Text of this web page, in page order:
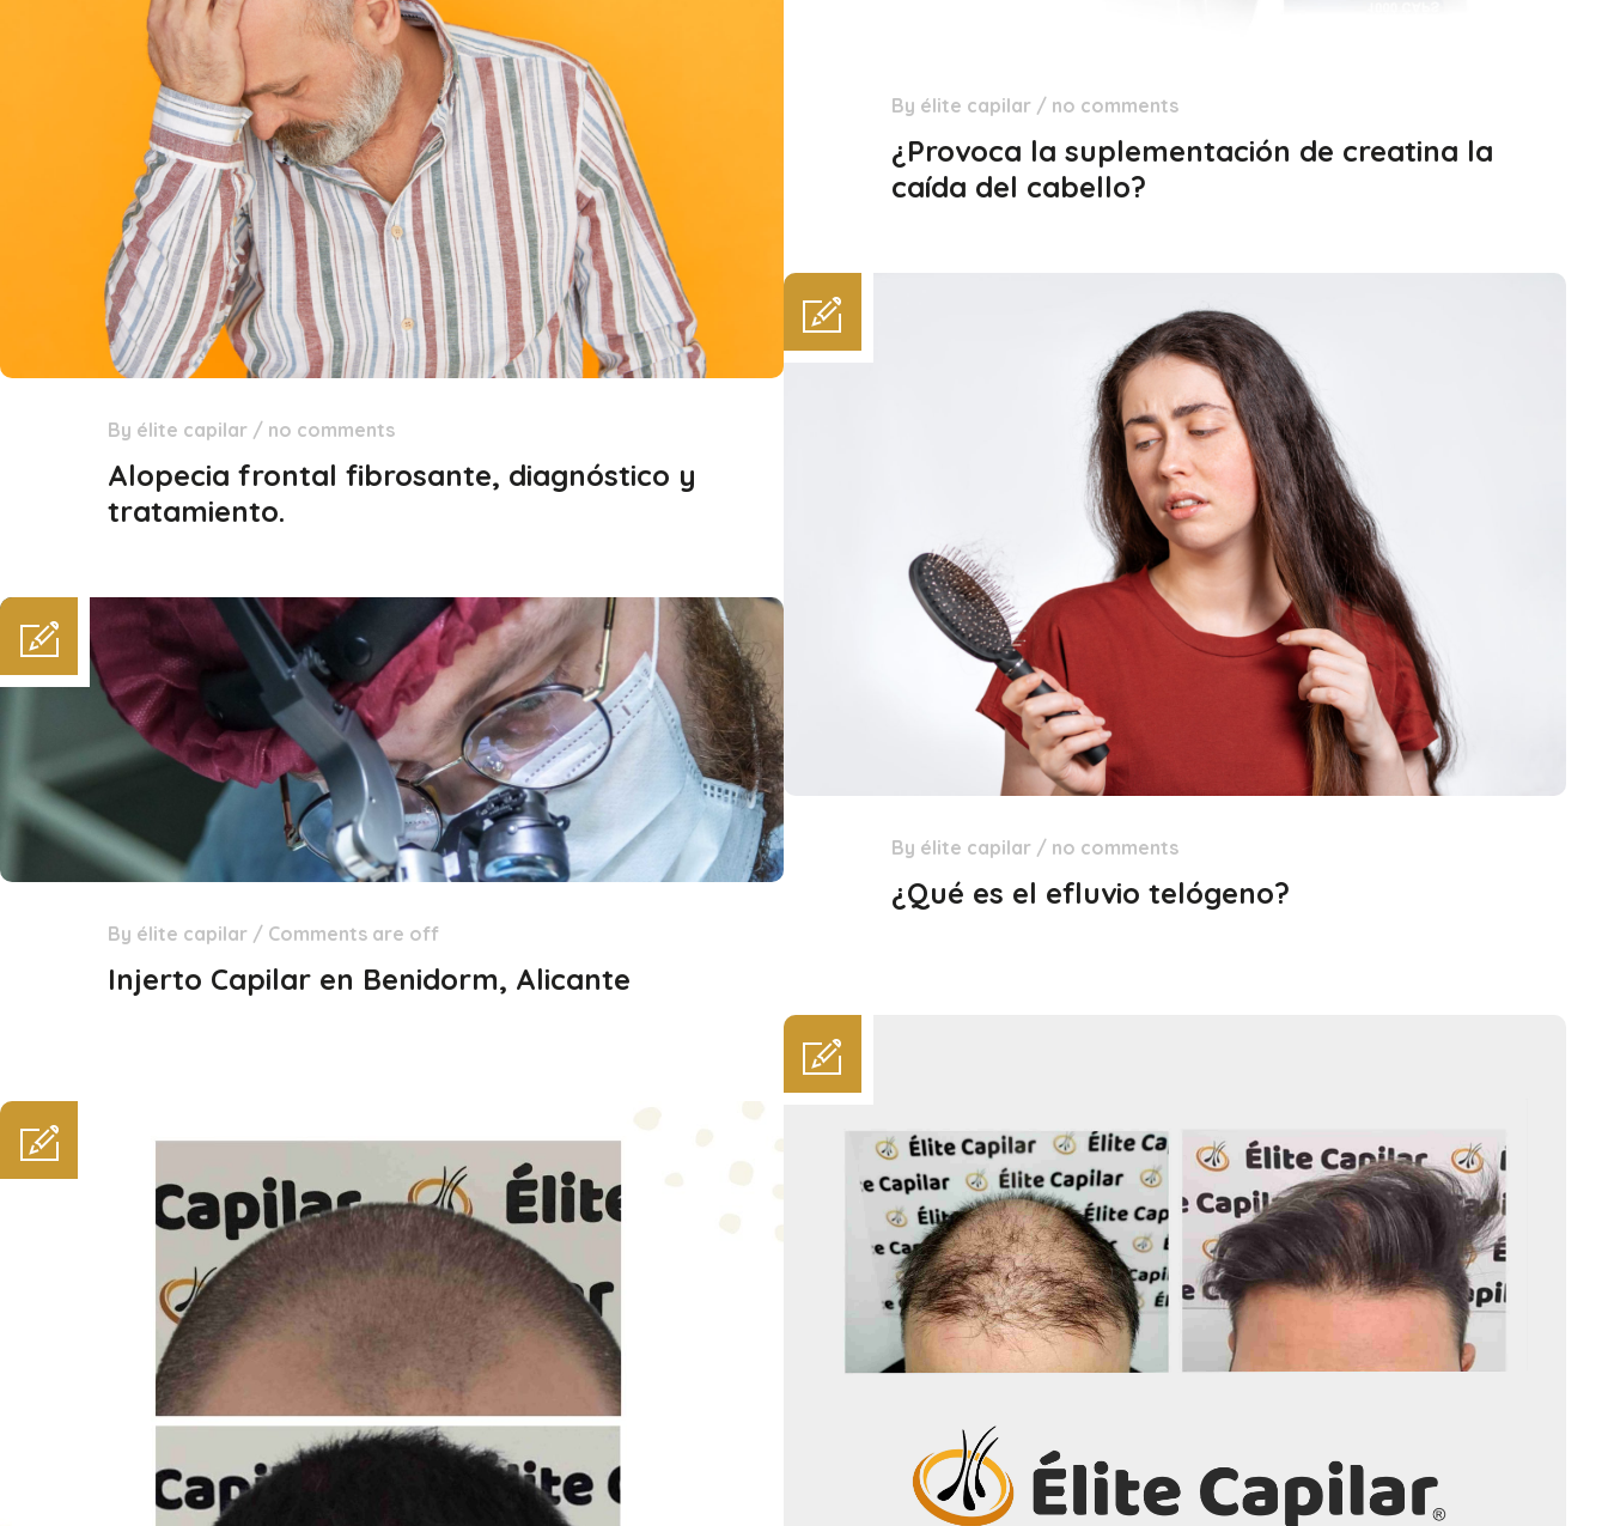
By élite capilar / no comments
¿Provoca la suplementación de creatina la
caída del cabello?
By élite capilar / no comments
Alopecia frontal fibrosante, diagnóstico y
tratamiento.
By élite capilar / no comments
¿Qué es el efluvio telógeno?
By élite capilar / Comments are off
Injerto Capilar en Benidorm, Alicante